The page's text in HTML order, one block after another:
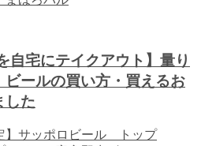
自宅にテイクアウト】量り
ビールの買い方・買えるお
した